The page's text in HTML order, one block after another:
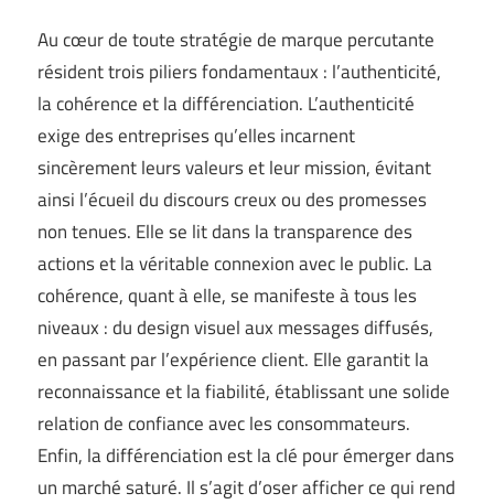
Au cœur de toute stratégie de marque percutante
résident trois piliers fondamentaux : l’authenticité,
la cohérence et la différenciation. L’authenticité
exige des entreprises qu’elles incarnent
sincèrement leurs valeurs et leur mission, évitant
ainsi l’écueil du discours creux ou des promesses
non tenues. Elle se lit dans la transparence des
actions et la véritable connexion avec le public. La
cohérence, quant à elle, se manifeste à tous les
niveaux : du design visuel aux messages diffusés,
en passant par l’expérience client. Elle garantit la
reconnaissance et la fiabilité, établissant une solide
relation de confiance avec les consommateurs.
Enfin, la différenciation est la clé pour émerger dans
un marché saturé. Il s’agit d’oser afficher ce qui rend